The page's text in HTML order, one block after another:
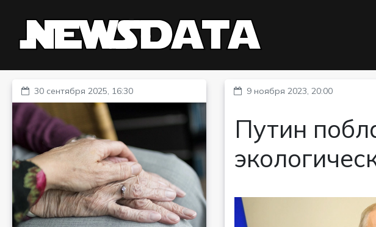
30 сентября 2025, 16:30 9 ноября 2023, 20:00
Путин